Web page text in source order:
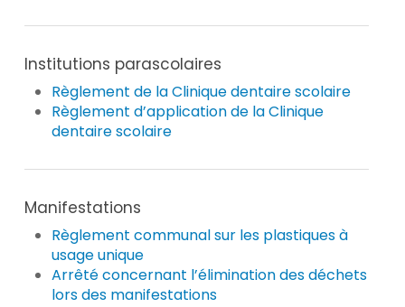
Institutions parascolaires
Règlement de la Clinique dentaire scolaire
Règlement d’application de la Clinique
dentaire scolaire
Manifestations
Règlement communal sur les plastiques à
usage unique
Arrêté concernant l’élimination des déchets
lors des manifestations